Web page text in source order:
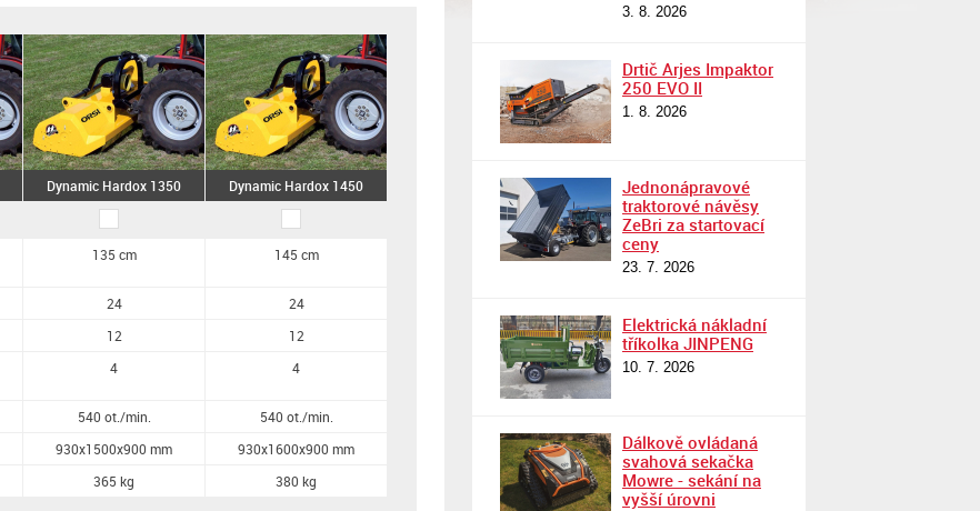
Dynamic Hardox 1350 Dynamic Hardox 1450
135 cm 145 cm
24
24
12
12
4 4
540 ot./min.
540 ot./min.
930x1500x900 mm
930x1600x900 mm
365 kg 380 kg
3. 8. 2026
Drtič Arjes Impaktor
250 EVO II
1. 8. 2026
Jednonápravové
traktorové návěsy
ZeBri za startovací
ceny
23. 7. 2026
Elektrická nákladní
tříkolka JINPENG
10. 7. 2026
Dálkově ovládaná
svahová sekačka
Mowre - sekání na
vyšší úrovni